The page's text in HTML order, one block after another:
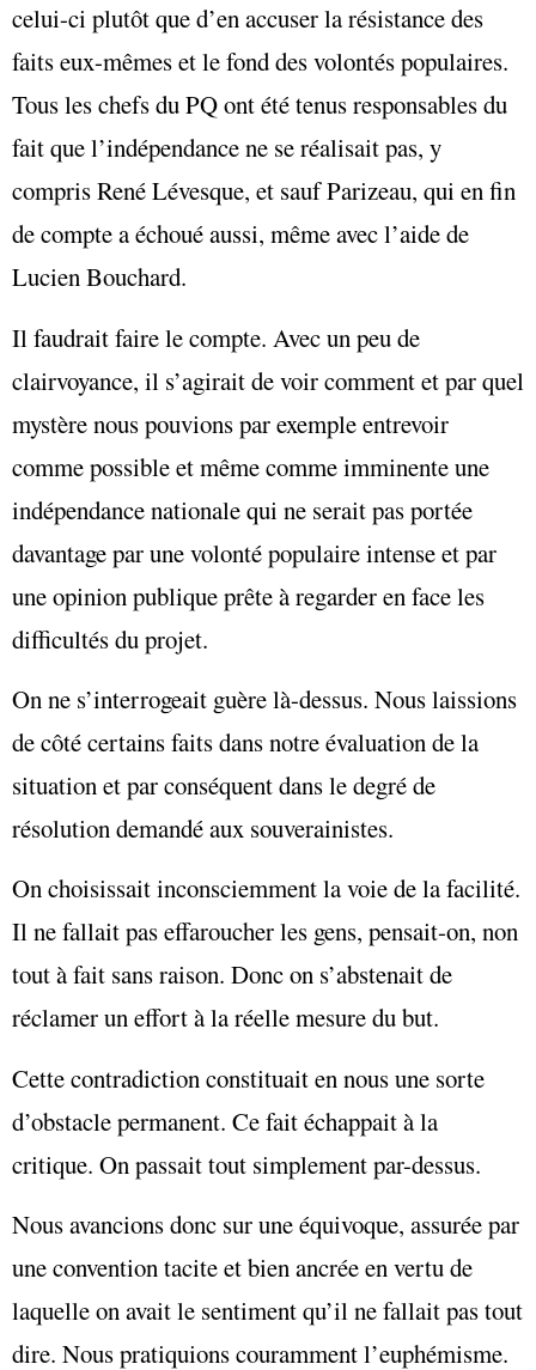
celui-ci plutôt que d’en accuser la résistance des
faits eux-mêmes et le fond des volontés populaires.
Tous les chefs du PQ ont été tenus responsables du
fait que l’indépendance ne se réalisait pas, y
compris René Lévesque, et sauf Parizeau, qui en fin
de compte a échoué aussi, même avec l’aide de
Lucien Bouchard.
Il faudrait faire le compte. Avec un peu de
clairvoyance, il s’agirait de voir comment et par quel
mystère nous pouvions par exemple entrevoir
comme possible et même comme imminente une
indépendance nationale qui ne serait pas portée
davantage par une volonté populaire intense et par
une opinion publique prête à regarder en face les
difficultés du projet.
On ne s’interrogeait guère là-dessus. Nous laissions
de côté certains faits dans notre évaluation de la
situation et par conséquent dans le degré de
résolution demandé aux souverainistes.
On choisissait inconsciemment la voie de la facilité.
Il ne fallait pas effaroucher les gens, pensait-on, non
tout à fait sans raison. Donc on s’abstenait de
réclamer un effort à la réelle mesure du but.
Cette contradiction constituait en nous une sorte
d’obstacle permanent. Ce fait échappait à la
critique. On passait tout simplement par-dessus.
Nous avancions donc sur une équivoque, assurée par
une convention tacite et bien ancrée en vertu de
laquelle on avait le sentiment qu’il ne fallait pas tout
dire. Nous pratiquions couramment l’euphémisme.